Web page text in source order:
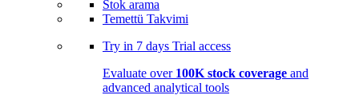
Stok arama
Temettü Takvimi
Try in 7 days Trial access
Evaluate over 100K stock coverage and
advanced analytical tools